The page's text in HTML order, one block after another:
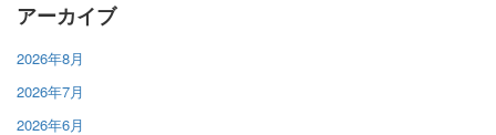
アーカイブ
2026年8月
2026年7月
2026年6月